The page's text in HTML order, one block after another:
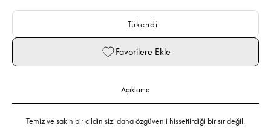
Tükendi
Favorilere Ekle
Açıklama
Temiz ve sakin bir cildin sizi daha özgüvenli hissettirdiği bir sır değil.